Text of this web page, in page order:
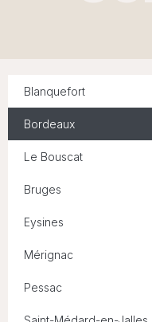
Blanquefort
Bordeaux
Le Bouscat
Bruges
Eysines
Mérignac
Pessac